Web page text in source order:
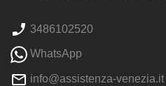
3486102520
WhatsApp
info@assistenza-venezia.it